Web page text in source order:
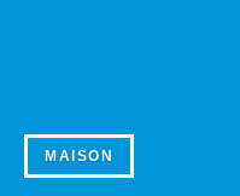
MAISON